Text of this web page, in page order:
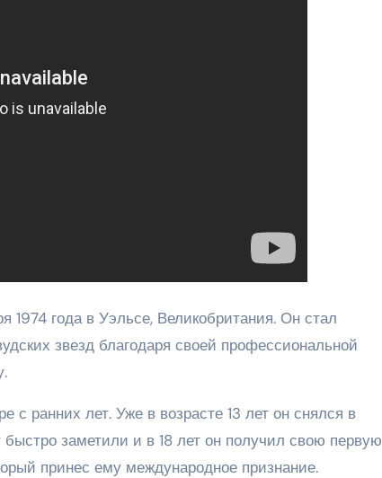
1974 года в Уэльсе, Великобритания. Он стал
звезд благодаря своей профессиональной
с ранних лет. Уже в возрасте 13 лет он снялся в
заметили и в 18 лет он получил свою первую
принес ему международное признание.